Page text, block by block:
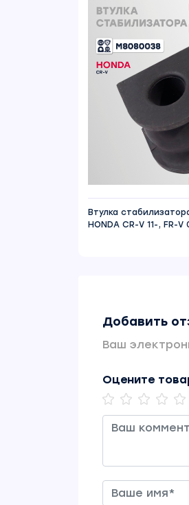
Втулка
HONDA CR-V 11-, FR-V
Добавить
Ваш
Оцените